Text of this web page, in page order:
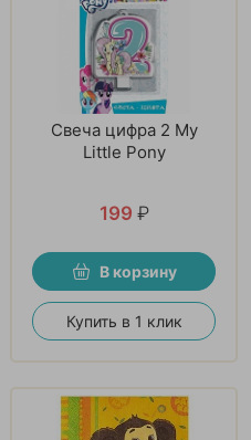
Свеча цифра 2 My
Little Pony
199 ₽
В корзину
Купить в 1 клик